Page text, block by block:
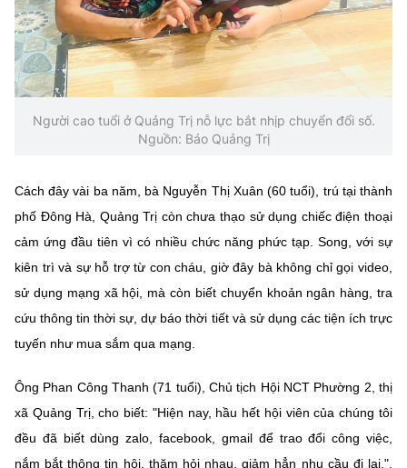
Vietnamese English
BỘ KHOA HỌC VÀ CÔNG NGHỆ
MINISTRY OF SCIENCE AND TECHNOLOGY
Giám đốc Trung tâm Truyền thông Khoa học và Công nghệ.
Liên hệ
Địa chỉ: Ban Biên tập Cổng TTĐT - 18 Nguyễn Du, TP. Hà Nội
Điện thoại: 024 3936 9506
Email:
stc@mst.gov.vn
(Ghi rõ nguồn "https://mst.gov.vn" khi phát hành lại thông tin từ
website này)
Người cao tuổi ở Quảng Trị nỗ lực bắt nhịp chuyển đổi số.
Nguồn: Báo Quảng Trị
Cách đây vài ba năm, bà Nguyễn Thị Xuân (60 tuổi), trú tại thành
phố Đông Hà, Quảng Trị còn chưa thạo sử dụng chiếc điện thoại
cảm ứng đầu tiên vì có nhiều chức năng phức tạp. Song, với sự
kiên trì và sự hỗ trợ từ con cháu, giờ đây bà không chỉ gọi video,
sử dụng mạng xã hội, mà còn biết chuyển khoản ngân hàng, tra
cứu thông tin thời sự, dự báo thời tiết và sử dụng các tiện ích trực
tuyến như mua sắm qua mạng.
Ông Phan Công Thanh (71 tuổi), Chủ tịch Hội NCT Phường 2, thị
xã Quảng Trị, cho biết: "Hiện nay, hầu hết hội viên của chúng tôi
đều đã biết dùng zalo, facebook, gmail để trao đổi công việc,
nắm bắt thông tin hội, thăm hỏi nhau, giảm hẳn nhu cầu đi lại.".